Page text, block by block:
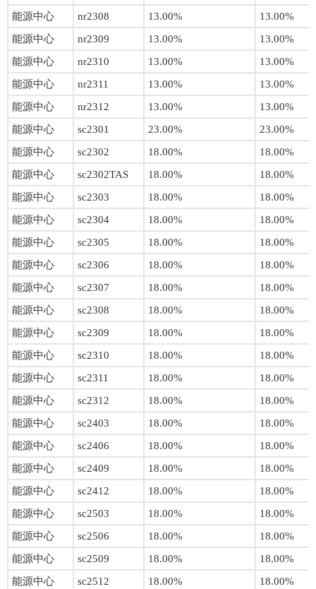
能源中心
nr2308 13.00%
13.00%
能源中心
nr2309 13.00%
13.00%
能源中心
nr2310 13.00%
13.00%
能源中心
nr2311 13.00%
13.00%
能源中心
nr2312 13.00%
13.00%
能源中心
sc2301 23.00%
23.00%
能源中心
sc2302 18.00%
18.00%
能源中心
sc2302TAS 18.00%
18.00%
能源中心
sc2303 18.00%
18.00%
能源中心
sc2304 18.00%
18.00%
能源中心
sc2305 18.00%
18.00%
能源中心
sc2306 18.00%
18.00%
能源中心
sc2307 18.00%
18.00%
能源中心
sc2308 18.00%
18.00%
能源中心
sc2309 18.00%
18.00%
能源中心
sc2310 18.00%
18.00%
能源中心
sc2311 18.00%
18.00%
能源中心
sc2312 18.00%
18.00%
能源中心
sc2403 18.00%
18.00%
能源中心
sc2406 18.00%
18.00%
能源中心
sc2409 18.00%
18.00%
能源中心
sc2412 18.00%
18.00%
能源中心
sc2503 18.00%
18.00%
能源中心
sc2506 18.00%
18.00%
能源中心
sc2509 18.00%
18.00%
能源中心
sc2512 18.00%
18.00%